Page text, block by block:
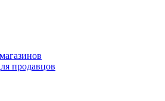
продавцов